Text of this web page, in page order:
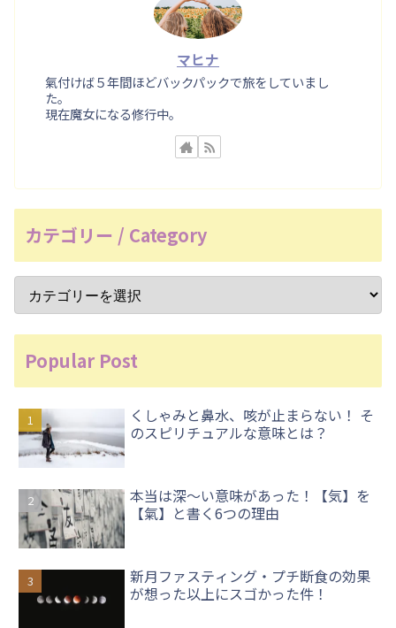
マヒナ
氣付けば５年間ほどバックパックで旅をしていまし
た。
現在魔女になる修行中。
カテゴリー / Category
Popular Post
くしゃみと鼻水、咳が止まらない！ そ
のスピリチュアルな意味とは？
本当は深〜い意味があった！【気】を
【氣】と書く6つの理由
新月ファスティング・プチ断食の効果
が想った以上にスゴかった件！